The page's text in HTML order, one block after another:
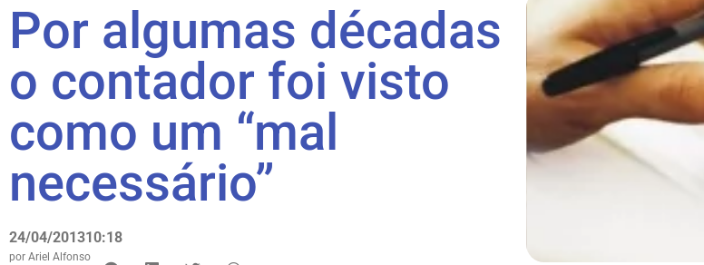
Por algumas décadas
o contador foi visto
como um “mal
necessário”
24/04/201310:18
por Ariel Alfonso